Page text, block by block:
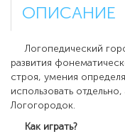
ОПИСАНИЕ
Логопедический
развития
строя, умения
использовать
Логогородок.
Как играть?